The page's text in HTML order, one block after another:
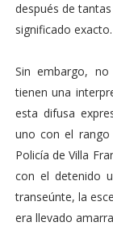
después de
significado exacto.
Sin embargo,
tienen una
esta difusa
uno con el
Policía de Villa
con el detenido
transeúnte, la
era llevado